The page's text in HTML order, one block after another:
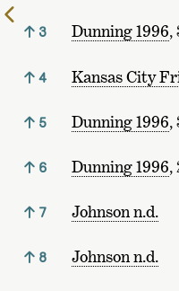
3 Dunning 1996,
4 Kansas City
5 Dunning 1996,
6 Dunning 1996,
7 Johnson n.d.
8 Johnson n.d.
sivulle